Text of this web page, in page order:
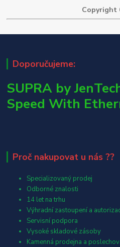
Copyright
Doporučujeme:
SUPRA by
Speed With
Proč nakupovat u nás ??
Specializovaný prodej
Odborné znalosti
14 let na trhu
Výhradní zastoupení a
Servisní podpora
Vysoké skladové zásoby
Kamenná prodejna a